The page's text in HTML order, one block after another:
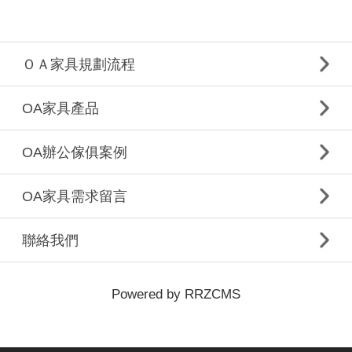
ＯＡ家具規劃流程
OA家具產品
OA辦公傢俱案例
OA家具需求留言
聯絡我們
Powered by RRZCMS